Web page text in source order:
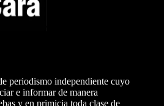
periodismo independiente cuyo
e informar de manera
y en primicia toda clase de